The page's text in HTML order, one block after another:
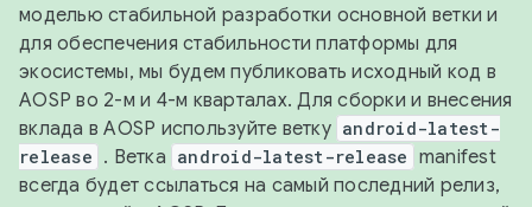
моделью стабильной разработки основной ветки и
для обеспечения стабильности платформы для
экосистемы, мы будем публиковать исходный код в
AOSP во 2-м и 4-м кварталах. Для сборки и внесения
вклада в AOSP используйте ветку android-latest-
release . Ветка android-latest-release manifest
всегда будет ссылаться на самый последний релиз,